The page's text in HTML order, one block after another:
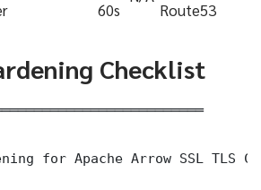
60s Route53
Checklist
for Apache Arrow SSL TLS